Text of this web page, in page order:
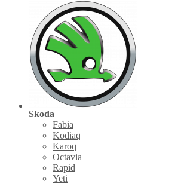
Skoda
Fabia
Kodiaq
Karoq
Octavia
Rapid
Yeti